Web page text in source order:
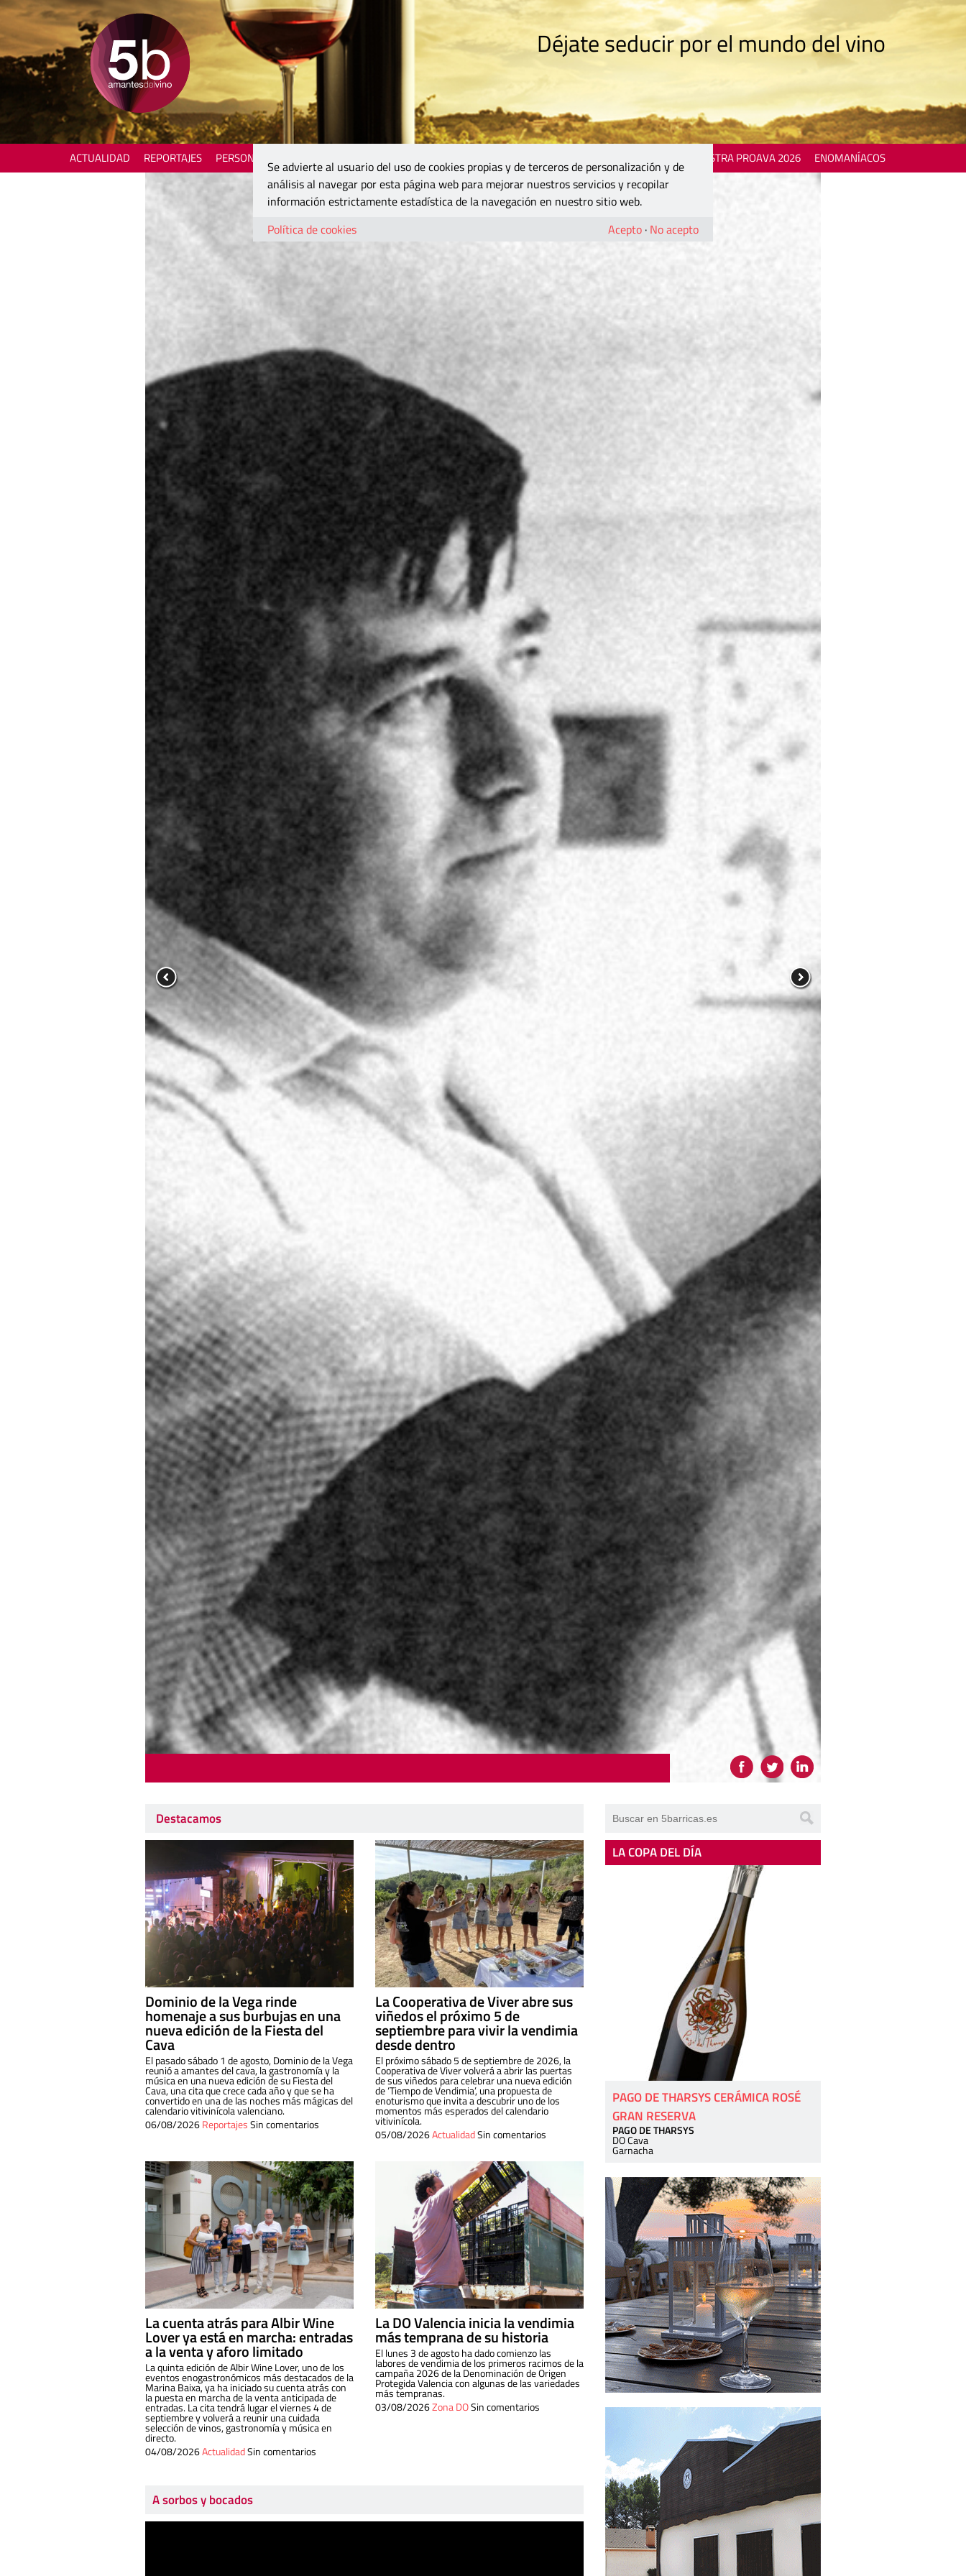
Déjate seducir por el mundo del vino
ACTUALIDAD REPORTAJES PERSONAJES MOSTRA PROAVA 2026 ENOMANÍACOS
Destacamos
Dominio de la Vega rinde
homenaje a sus burbujas en una
nueva edición de la Fiesta del
Cava
El pasado sábado 1 de agosto, Dominio de la Vega
reunió a amantes del cava, la gastronomía y la
música en una nueva edición de su Fiesta del
Cava, una cita que crece cada año y que se ha
convertido en una de las noches más mágicas del
calendario vitivinícola valenciano.
06/08/2026ReportajesSin comentarios
La Cooperativa de Viver abre sus
viñedos el próximo 5 de
septiembre para vivir la vendimia
desde dentro
El próximo sábado 5 de septiembre de 2026, la
Cooperativa de Viver volverá a abrir las puertas
de sus viñedos para celebrar una nueva edición
de ‘Tiempo de Vendimia’, una propuesta de
enoturismo que invita a descubrir uno de los
momentos más esperados del calendario
vitivinícola.
05/08/2026ActualidadSin comentarios
La cuenta atrás para Albir Wine
Lover ya está en marcha: entradas
a la venta y aforo limitado
La quinta edición de Albir Wine Lover, uno de los
eventos enogastronómicos más destacados de la
Marina Baixa, ya ha iniciado su cuenta atrás con
la puesta en marcha de la venta anticipada de
entradas. La cita tendrá lugar el viernes 4 de
septiembre y volverá a reunir una cuidada
selección de vinos, gastronomía y música en
directo.
04/08/2026ActualidadSin comentarios
La DO Valencia inicia la vendimia
más temprana de su historia
El lunes 3 de agosto ha dado comienzo las
labores de vendimia de los primeros racimos de la
campaña 2026 de la Denominación de Origen
Protegida Valencia con algunas de las variedades
más tempranas.
03/08/2026Zona DOSin comentarios
A sorbos y bocados
LA COPA DEL DÍA
PAGO DE THARSYS CERÁMICA ROSÉ
GRAN RESERVA
PAGO DE THARSYS
DO Cava
Garnacha
Se advierte al usuario del uso de cookies propias y de terceros de personalización y de
análisis al navegar por esta página web para mejorar nuestros servicios y recopilar
información estrictamente estadística de la navegación en nuestro sitio web.
Política de cookies
Acepto · No acepto